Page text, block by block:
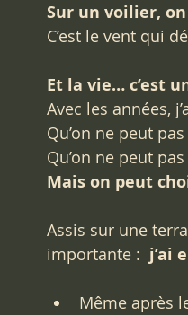
Sur un voilier,
C’est le vent qui
Et la vie… c’est
Avec les années,
Qu’on ne peut
Qu’on ne peut
Mais on peut
Assis sur une
importante : j’ai
Même après